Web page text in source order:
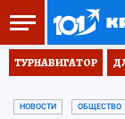
ТУРНАВИГАТОР
НОВОСТИ ОБЩЕСТВО